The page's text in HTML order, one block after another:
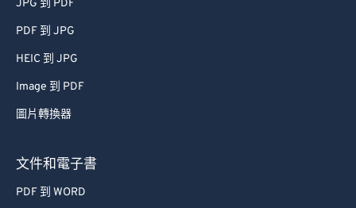
JPG 到 PDF
PDF 到 JPG
HEIC 到 JPG
Image 到 PDF
圖片轉換器
文件和電子書
PDF 到 WORD